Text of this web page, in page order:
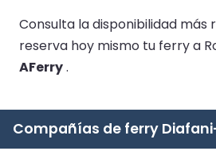
Consulta la disponibilidad más
reserva hoy mismo tu ferry a
AFerry.
Compañías de ferry